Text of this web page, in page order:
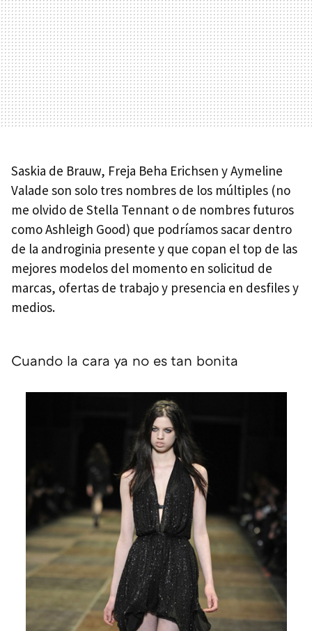
Saskia de Brauw, Freja Beha Erichsen y Aymeline
Valade son solo tres nombres de los múltiples (no
me olvido de Stella Tennant o de nombres futuros
como Ashleigh Good) que podríamos sacar dentro
de la androginia presente y que copan el top de las
mejores modelos del momento en solicitud de
marcas, ofertas de trabajo y presencia en desfiles y
medios.
Cuando la cara ya no es tan bonita